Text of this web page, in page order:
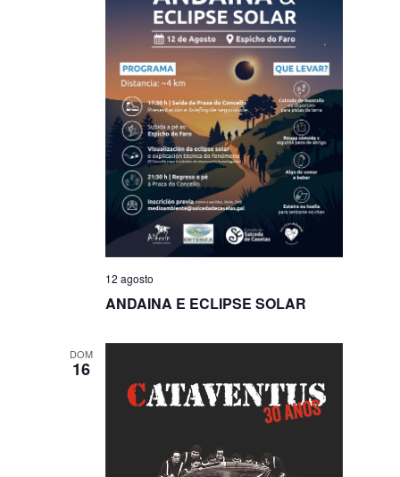
ANDAINA E ECLIPSE SOLAR
12 agosto
DOM
16